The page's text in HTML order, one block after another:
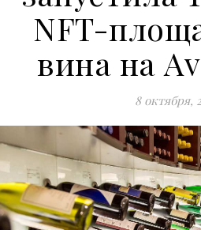
NFT-
вина на
8 октября,